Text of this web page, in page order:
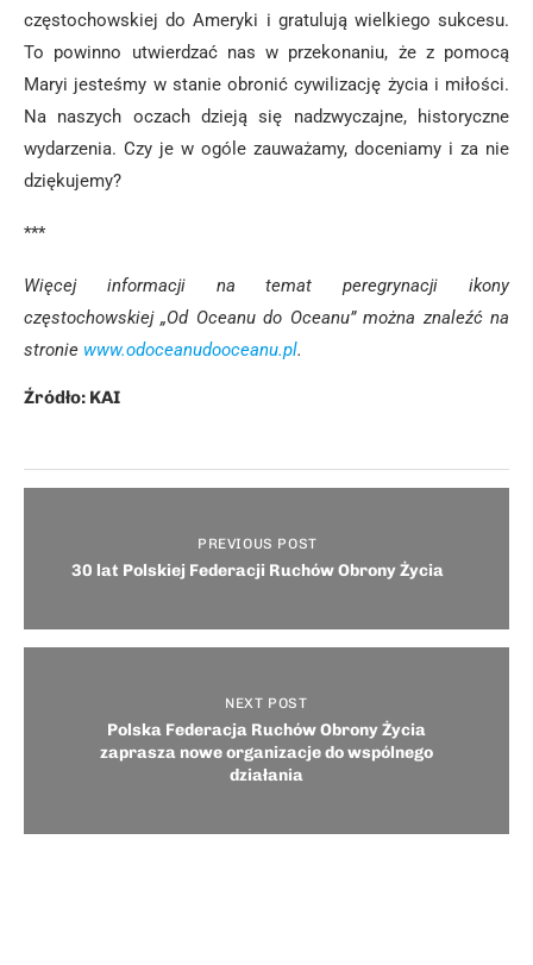
częstochowskiej do Ameryki i gratulują wielkiego sukcesu.
To powinno utwierdzać nas w przekonaniu, że z pomocą
Maryi jesteśmy w stanie obronić cywilizację życia i miłości.
Na naszych oczach dzieją się nadzwyczajne, historyczne
wydarzenia. Czy je w ogóle zauważamy, doceniamy i za nie
dziękujemy?
***
Więcej informacji na temat peregrynacji ikony
częstochowskiej „Od Oceanu do Oceanu” można znaleźć na
stronie www.odoceanudooceanu.pl.
Źródło: KAI
PREVIOUS POST
30 lat Polskiej Federacji Ruchów Obrony Życia
NEXT POST
Polska Federacja Ruchów Obrony Życia
zaprasza nowe organizacje do wspólnego
działania